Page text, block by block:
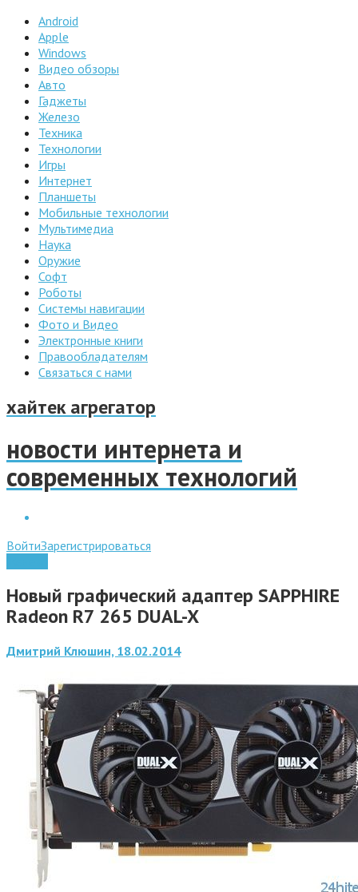
Android
Apple
Windows
Видео обзоры
Авто
Гаджеты
Железо
Техника
Технологии
Игры
Интернет
Планшеты
Мобильные технологии
Мультимедиа
Наука
Оружие
Софт
Роботы
Системы навигации
Фото и Видео
Электронные книги
Правообладателям
Связаться с нами
хайтек агрегатор
новости интернета и
современных технологий
ВойтиЗарегистрироваться
Новый графический адаптер SAPPHIRE
Radeon R7 265 DUAL-X
Дмитрий Клюшин, 18.02.2014